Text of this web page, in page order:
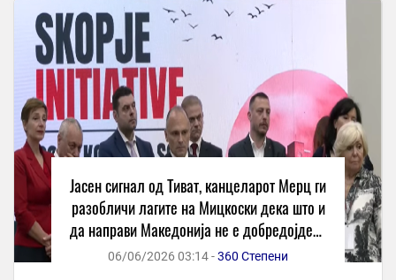
Јасен сигнал од Тиват, канцеларот Мерц ги
разобличи лагите на Мицкоски дека што и
да направи Македонија не е добредојдена
во ЕУ – вели Филипче
06/06/2026 03:14 -360 Степени